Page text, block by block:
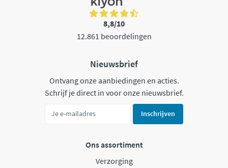
8,8/10
12.861 beoordelingen
Nieuwsbrief
Ontvang onze aanbiedingen en acties.
Schrijf je direct in voor onze nieuwsbrief.
Inschrijven
Ons assortiment
Verzorging